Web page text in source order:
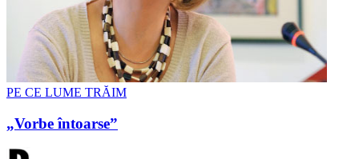
PE CE LUME TRĂIM
„Vorbe întoarse”